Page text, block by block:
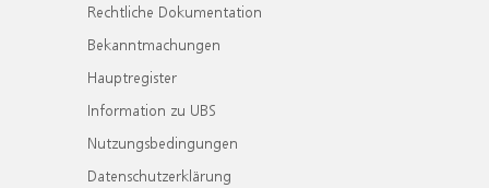
Rechtliche Dokumentation
Bekanntmachungen
Hauptregister
Information zu UBS
Nutzungsbedingungen
Datenschutzerklärung